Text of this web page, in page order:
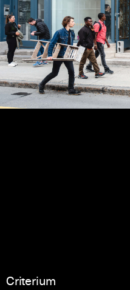
Criterium